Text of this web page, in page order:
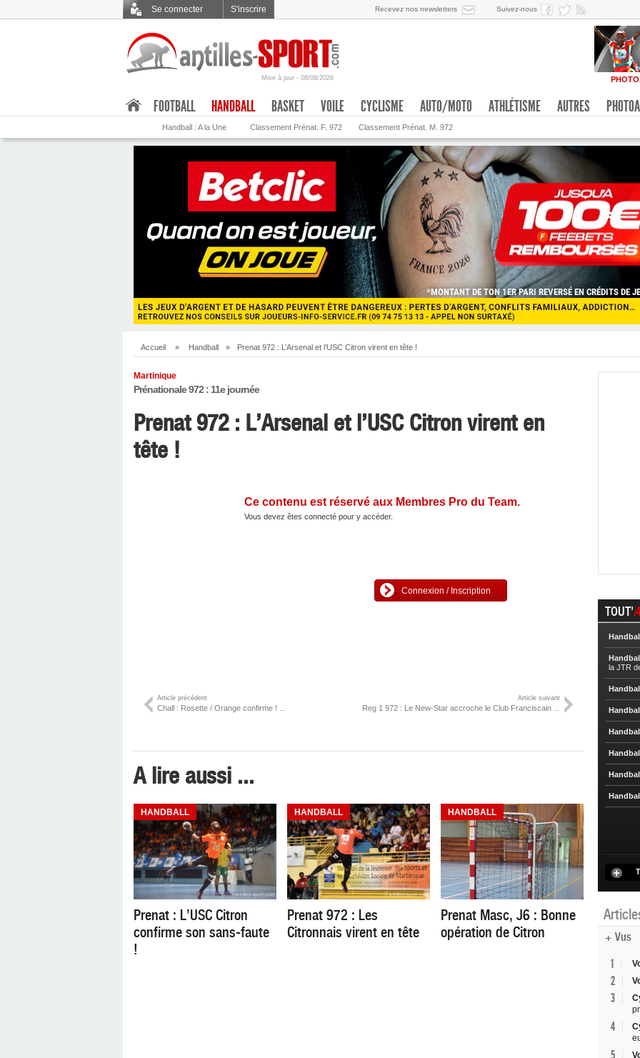
Se connecter S'inscrire Recevez nos newsletters Suivez-nous
Mise à jour - 08/08/2026
FOOTBALL HANDBALL
Handball : A la Une Classement Prénat. F. 972 Classement Prénat. M. 972
BASKET VOILE CYCLISME AUTO/MOTO ATHLÉTISME AUTRES
Accueil » Handball » Prenat 972 : L’Arsenal et l’USC Citron virent en tête !
Martinique
Prénationale 972 : 11e journée
Prenat 972 : L’Arsenal et l’USC Citron virent en
tête !
Ce contenu est réservé aux Membres Pro du Team.
Vous devez êtes connecté pour y accéder.
Connexion / Inscription
Article précédent
Chall : Rosette / Orange confirme ! ...
Article suivant
Reg 1 972 : Le New-Star accroche le Club Franciscain ...
A lire aussi ...
HANDBALL
Prenat : L’USC Citron
confirme son sans-faute
!
HANDBALL
Prenat 972 : Les
Citronnais virent en tête
HANDBALL
Prenat Masc, J6 : Bonne
opération de Citron
TOUT'
la JTR
+ Vus
1
2
3
4